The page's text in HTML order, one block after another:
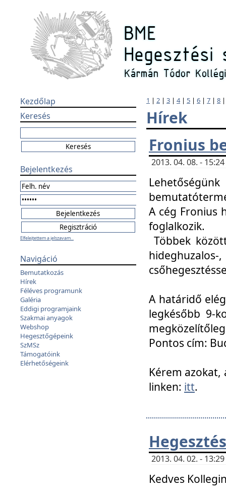
Kezdőlap
Keresés
Bejelentkezés
Elfelejtettem a jelszavam...
Navigáció
Bemutatkozás
Hírek
Féléves programunk
Galéria
Eddigi programjaink
Szakmai anyagok
Webshop
Hegesztőgépeink
SzMSz
Támogatóink
Elérhetőségeink
1 | 2 | 3 | 4| 5 | 6 | 7 | 8
Hírek
Fronius
2013. 04. 08. -
A cég Fronius
foglalkozik.
Többek
A határidő
legkésőbb 9-
Pontos cím:
Kérem azokat,
linken: itt.
2013. 04. 02. -
Kedves